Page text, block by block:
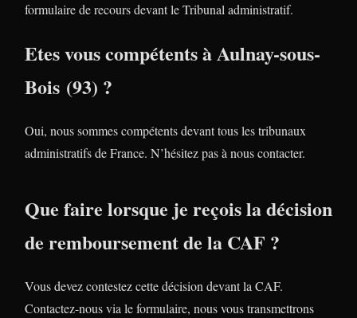
formulaire de recours devant le Tribunal administratif.
Etes vous compétents à Aulnay-sous-
Bois (93) ?
Oui, nous sommes compétents devant tous les tribunaux
administratifs de France. N’hésitez pas à nous contacter.
Que faire lorsque je reçois la décision
de remboursement de la CAF ?
Vous devez contestez cette décision devant la CAF.
Contactez-nous via le formulaire, nous vous transmettrons